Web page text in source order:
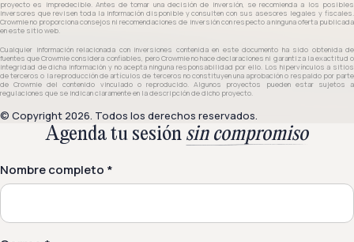
proyecto es impredecible. Antes de tomar una decisión de inversión, se recomienda a los posibles
inversores que revisen toda la información disponible y consulten con sus asesores legales y fiscales.
Crowmie no proporciona consejos ni recomendaciones de inversión con respecto a ninguna oferta publicada
en este sitio web.
Cualquier información relacionada con inversiones contenida en este documento ha sido obtenida de
fuentes que Crowmie considera confiables, pero Crowmie no hace declaraciones ni garantiza la exactitud o
integridad de dicha información y no acepta ninguna responsabilidad por ello. Los hipervínculos a sitios
de terceros o la reproducción de artículos de terceros no constituyen una aprobación o respaldo por parte
de Crowmie del contenido vinculado o reproducido. Algunos proyectos pueden estar sujetos a
regulaciones que se indican claramente en la descripción de dicho proyecto.
© Copyright 2026. Todos los derechos reservados.
Agenda tu sesión sin compromiso
Nombre completo *